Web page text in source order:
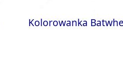
Kolorowanka